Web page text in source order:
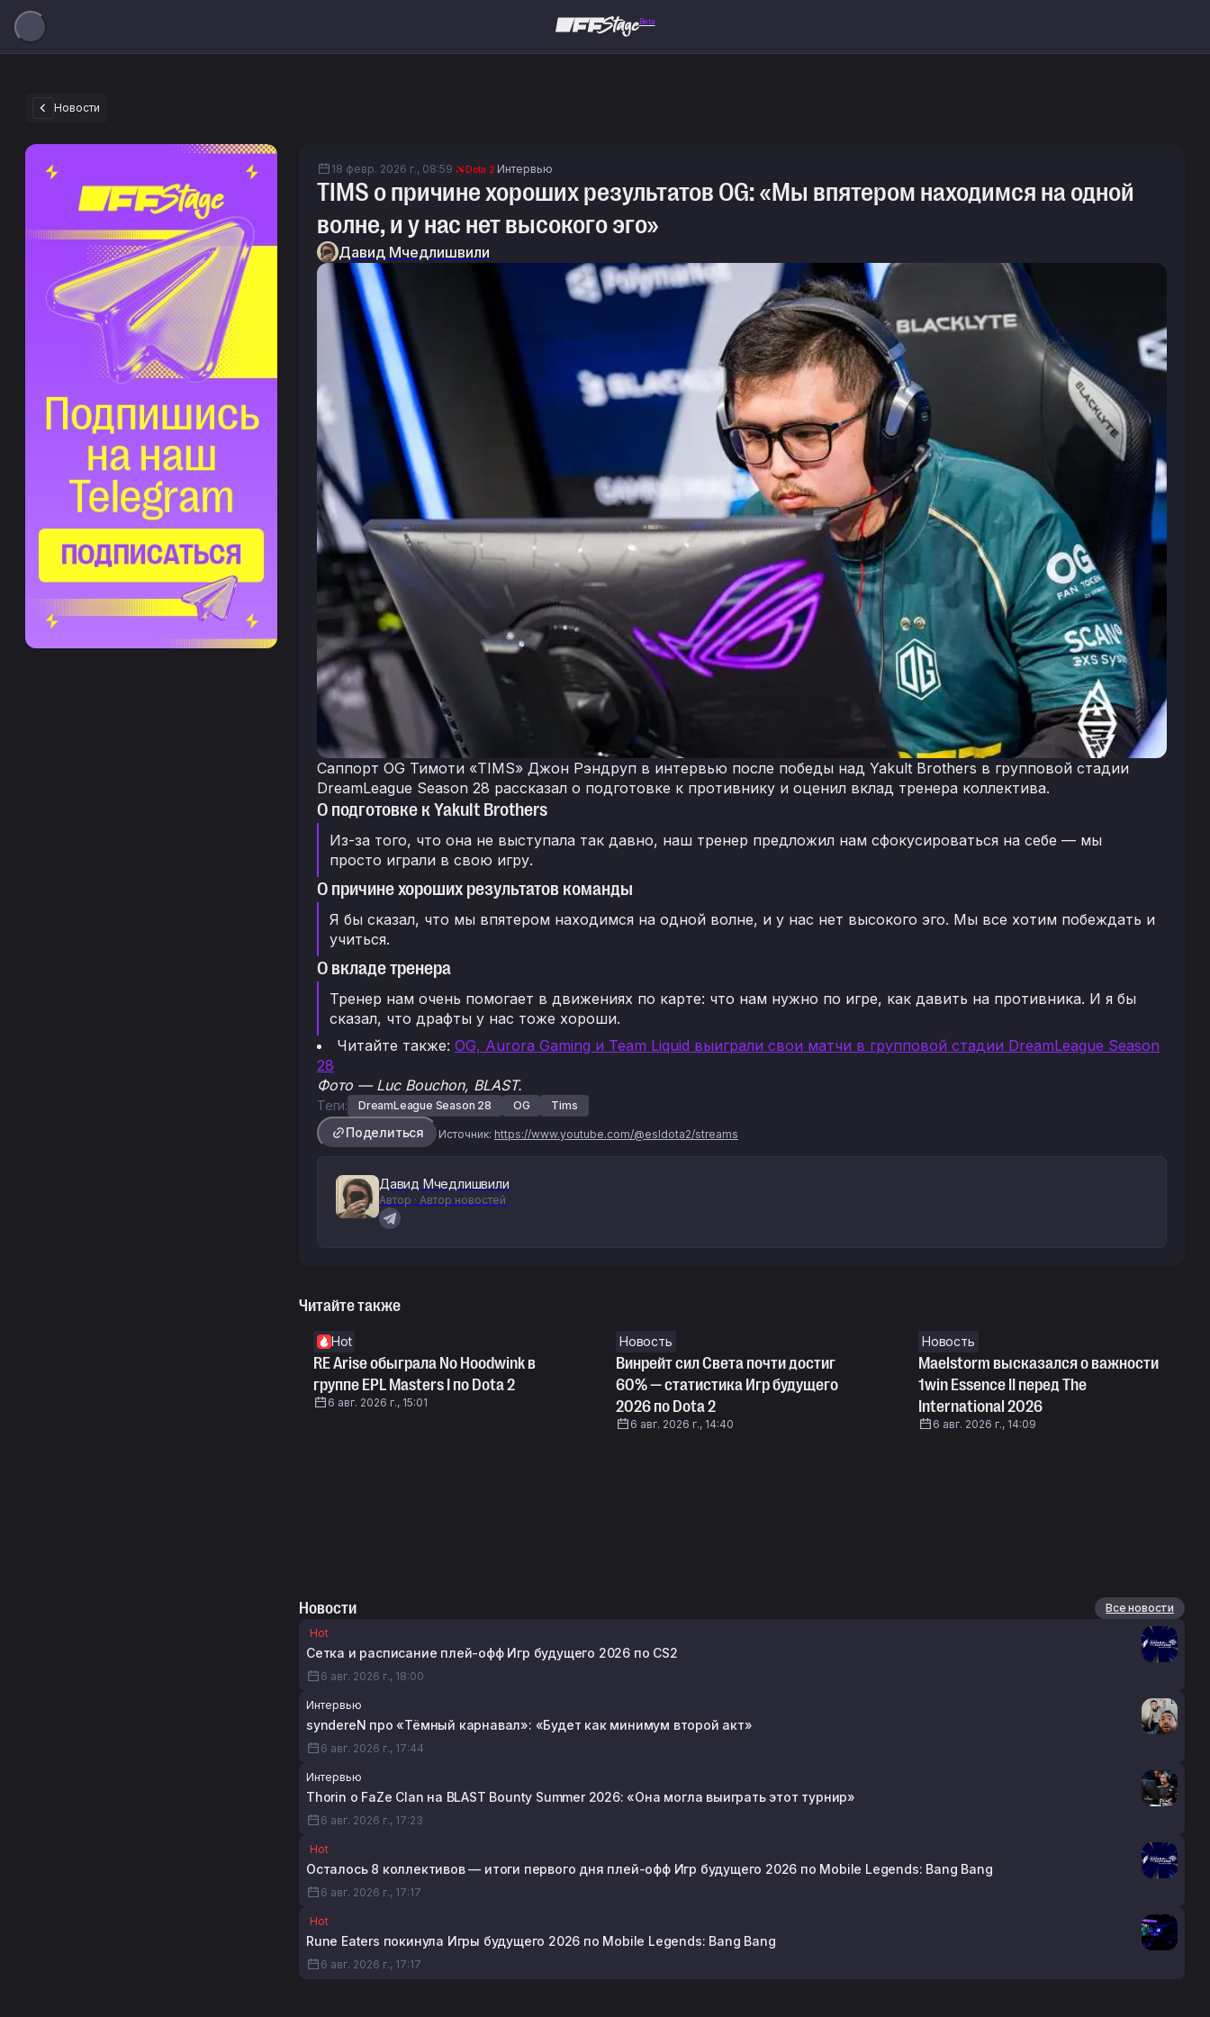
Beta
Новости
18 февр. 2026 г., 08:59 Dota 2 Интервью
TIMS о причине хороших результатов OG: «Мы впятером находимся на одной
волне, и у нас нет высокого эго»
Давид Мчедлишвили
Саппорт OG Тимоти «TIMS» Джон Рэндруп в интервью после победы над Yakult Brothers в групповой стадии
DreamLeague Season 28 рассказал о подготовке к противнику и оценил вклад тренера коллектива.
О подготовке к Yakult Brothers
Из-за того, что она не выступала так давно, наш тренер предложил нам сфокусироваться на себе — мы
просто играли в свою игру.
О причине хороших результатов команды
Я бы сказал, что мы впятером находимся на одной волне, и у нас нет высокого эго. Мы все хотим побеждать и
учиться.
О вкладе тренера
Тренер нам очень помогает в движениях по карте: что нам нужно по игре, как давить на противника. И я бы
сказал, что драфты у нас тоже хороши.
Читайте также: OG, Aurora Gaming и Team Liquid выиграли свои матчи в групповой стадии DreamLeague Season
28
Фото — Luc Bouchon, BLAST.
Теги: DreamLeague Season 28 OG Tims
Поделиться Источник: https://www.youtube.com/@esldota2/streams
Давид Мчедлишвили
Автор · Автор новостей
Читайте также
Hot
RE Arise обыграла No Hoodwink в
группе EPL Masters I по Dota 2
6 авг. 2026 г., 15:01
Новость
Винрейт сил Света почти достиг
60% — статистика Игр будущего
2026 по Dota 2
6 авг. 2026 г., 14:40
Новость
Maelstorm высказался о важности
1win Essence II перед The
International 2026
6 авг. 2026 г., 14:09
Новости
Все новости
Hot
Сетка и расписание плей-офф Игр будущего 2026 по CS2
6 авг. 2026 г., 18:00
Интервью
syndereN про «Тёмный карнавал»: «Будет как минимум второй акт»
6 авг. 2026 г., 17:44
Интервью
Thorin о FaZe Clan на BLAST Bounty Summer 2026: «Она могла выиграть этот турнир»
6 авг. 2026 г., 17:23
Hot
Осталось 8 коллективов — итоги первого дня плей-офф Игр будущего 2026 по Mobile Legends: Bang Bang
6 авг. 2026 г., 17:17
Hot
Rune Eaters покинула Игры будущего 2026 по Mobile Legends: Bang Bang
6 авг. 2026 г., 17:17